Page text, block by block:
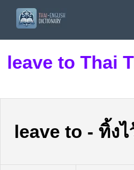
leave to Thai
leave to - ทิ้ง